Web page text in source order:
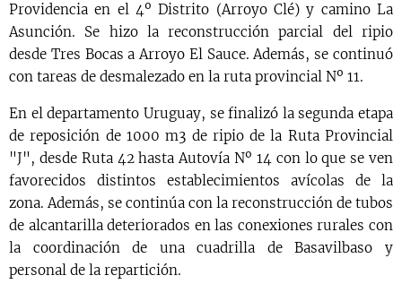
Providencia en el 4º Distrito (Arroyo Clé) y camino La
Asunción. Se hizo la reconstrucción parcial del ripio
desde Tres Bocas a Arroyo El Sauce. Además, se continuó
con tareas de desmalezado en la ruta provincial Nº 11.
En el departamento Uruguay, se finalizó la segunda etapa
de reposición de 1000 m3 de ripio de la Ruta Provincial
"J", desde Ruta 42 hasta Autovía Nº 14 con lo que se ven
favorecidos distintos establecimientos avícolas de la
zona. Además, se continúa con la reconstrucción de tubos
de alcantarilla deteriorados en las conexiones rurales con
la coordinación de una cuadrilla de Basavilbaso y
personal de la repartición.